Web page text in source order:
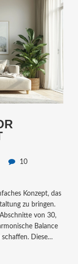
10
Konzept, das
zu bringen.
von 30,
Balance
Diese
komfortabel